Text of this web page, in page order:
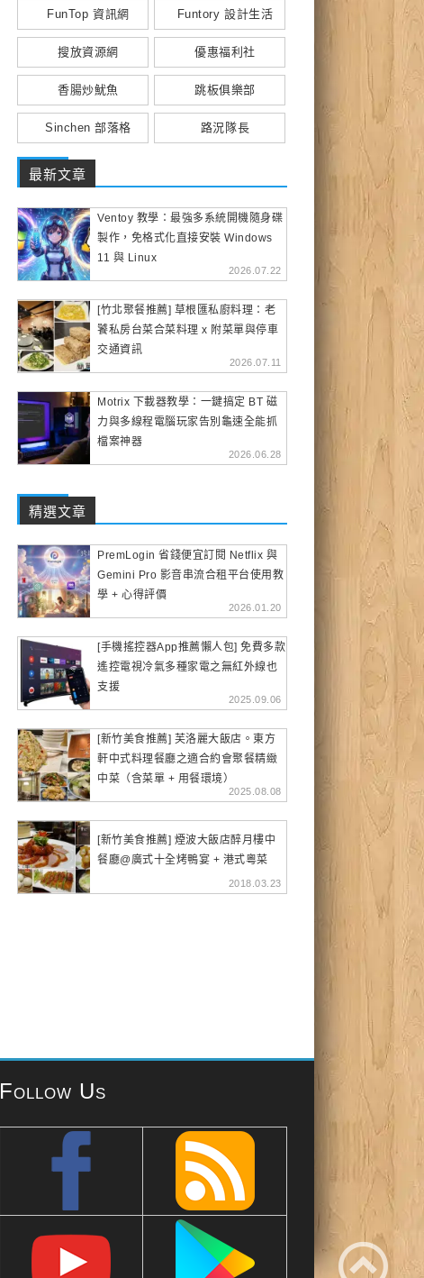
FunTop 資訊網 Funtory 設計生活
搜放資源網 優惠福利社
香腸炒魷魚 跳板俱樂部
Sinchen 部落格 路況隊長
最新文章
Ventoy 教學：最強多系統開機隨身碟
製作，免格式化直接安裝 Windows
11 與 Linux
2026.07.22
[竹北聚餐推薦] 草根匯私廚料理：老
饕私房台菜合菜料理 x 附菜單與停車
交通資訊
2026.07.11
Motrix 下載器教學：一鍵搞定 BT 磁
力與多線程電腦玩家告別龜速全能抓
檔案神器
2026.06.28
精選文章
PremLogin 省錢便宜訂閱 Netflix 與
Gemini Pro 影音串流合租平台使用教
學 + 心得評價
2026.01.20
[手機搖控器App推薦懶人包] 免費多款
遙控電視冷氣多種家電之無紅外線也
支援
2025.09.06
[新竹美食推薦] 芙洛麗大飯店。東方
軒中式料理餐廳之適合約會聚餐精緻
中菜（含菜單 + 用餐環境）
2025.08.08
[新竹美食推薦] 煙波大飯店醉月樓中
餐廳@廣式十全烤鴨宴 + 港式粵菜
2018.03.23
Follow Us